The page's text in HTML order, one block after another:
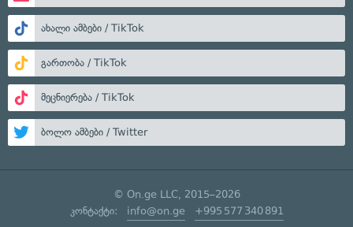
ახალი ამბები / TikTok
გართობა / TikTok
მეცნიერება / TikTok
ბოლო ამბები / Twitter
© On.ge LLC, 2015–2026
კონტაქტი: info@on.ge +995 577 340 891